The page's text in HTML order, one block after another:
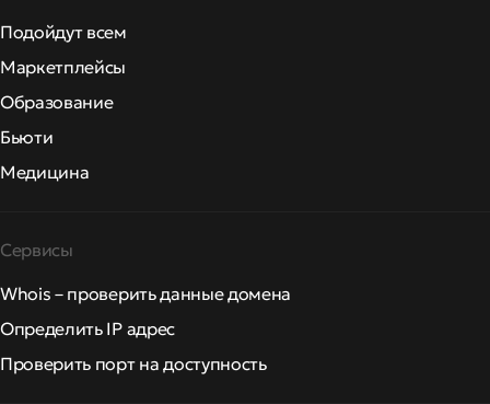
Подойдут всем
Маркетплейсы
Образование
Бьюти
Медицина
Сервисы
Whois – проверить данные домена
Определить IP адрес
Проверить порт на доступность